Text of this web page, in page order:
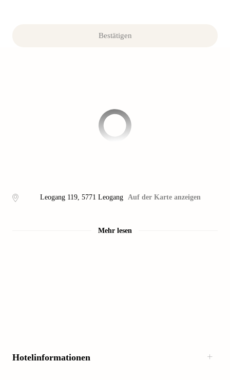
Bestätigen
Leogang 119, 5771 Leogang Auf der Karte anzeigen
Mehr lesen
Hotelinformationen